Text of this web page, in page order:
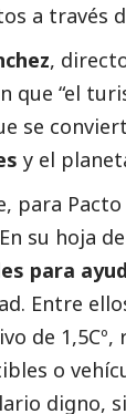
a través
,
que “el
se
y el
para
su hoja
para
Entre
de
o
digno,